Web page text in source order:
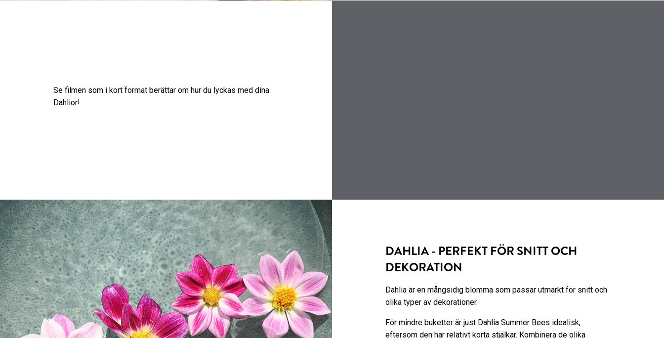
Se filmen som i kort format berättar om hur du lyckas med dina
Dahlior!
DAHLIA - PERFEKT FÖR SNITT OCH
DEKORATION
Dahlia är en mångsidig blomma som passar utmärkt för snitt och
olika typer av dekorationer.
För mindre buketter är just Dahlia Summer Bees idealisk,
eftersom den har relativt korta stjälkar. Kombinera de olika